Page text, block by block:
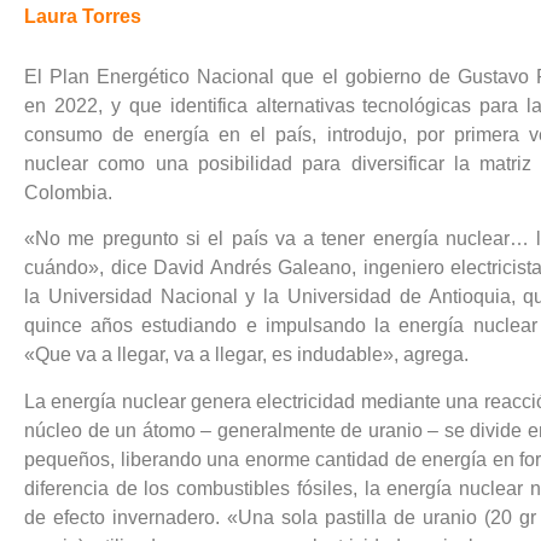
Laura Torres
El Plan Energético Nacional que el gobierno de Gustavo
en 2022, y que identifica alternativas tecnológicas para
consumo de energía en el país, introdujo, por primera
nuclear como una posibilidad para diversificar la matriz
Colombia.
«No me pregunto si el país va a tener energía nuclear…
cuándo», dice David Andrés Galeano, ingeniero
la Universidad Nacional y la Universidad de Antioquia,
quince años estudiando e impulsando la energía
«Que va a llegar, va a llegar, es indudable», agrega.
La energía nuclear genera electricidad mediante una
núcleo de un átomo – generalmente de uranio – se divide
pequeños, liberando una enorme cantidad de energía en
diferencia de los combustibles fósiles, la energía nuclear
de efecto invernadero. «Una sola pastilla de uranio (20